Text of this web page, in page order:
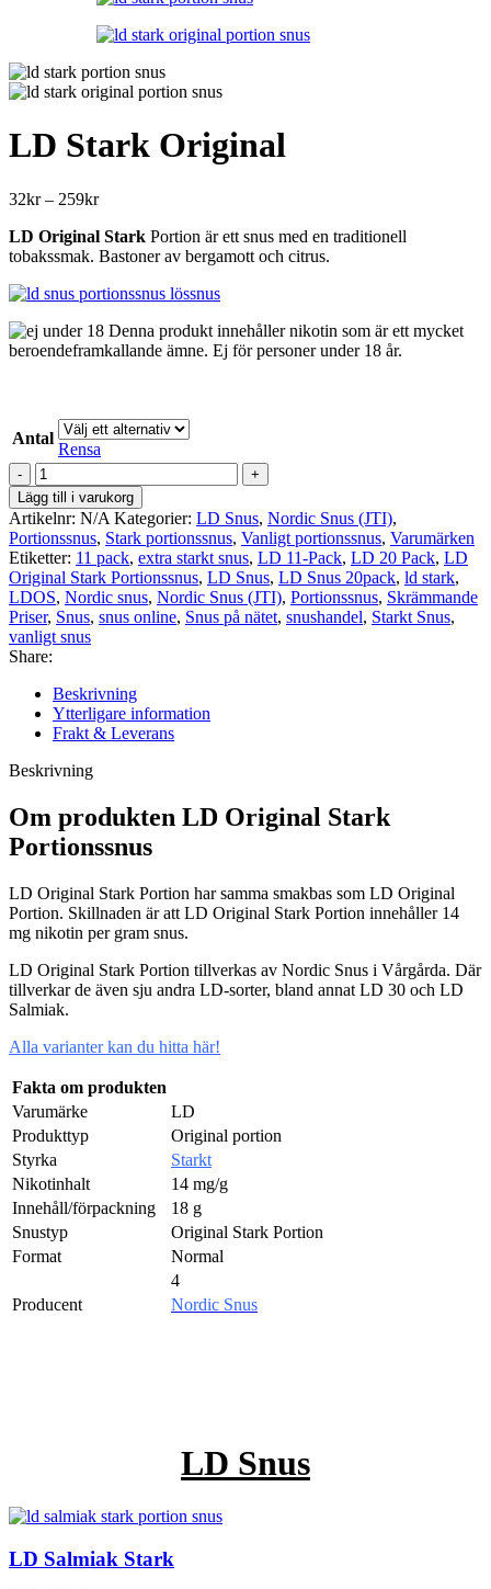
LD Stark Original
32kr – 259krPrisintervall:
till
259kr
LD Original Stark Portion är ett snus med en traditionell
tobakssmak. Bastoner av bergamott och citrus.
Denna produkt innehåller nikotin som är ett mycket
beroendeframkallande ämne. Ej för personer under 18 år.
Antal
Rensa
LD
Stark
Original
mängd
Lägg till i varukorg
Artikelnr: N/A Kategorier: LD Snus, Nordic Snus (JTI),
Portionssnus, Stark portionssnus, Vanligt portionssnus, Varumärken
Etiketter: 11 pack, extra starkt snus, LD 11-Pack, LD 20 Pack, LD
Original Stark Portionssnus, LD Snus, LD Snus 20pack, ld stark,
LDOS, Nordic snus, Nordic Snus (JTI), Portionssnus, Skrämmande
Priser, Snus, snus online, Snus på nätet, snushandel, Starkt Snus,
vanligt snus
Share:
Beskrivning
Ytterligare information
Frakt & Leverans
Beskrivning
Om produkten LD Original Stark
Portionssnus
LD Original Stark Portion har samma smakbas som LD Original
Portion. Skillnaden är att LD Original Stark Portion innehåller 14
mg nikotin per gram snus.
LD Original Stark Portion tillverkas av Nordic Snus i Vårgårda. Där
tillverkar de även sju andra LD-sorter, bland annat LD 30 och LD
Salmiak.
Alla varianter kan du hitta här!
Fakta om produkten
Varumärke
LD
Produkttyp
Original portion
Styrka
Starkt
Nikotinhalt
14 mg/g
Innehåll/förpackning
18 g
Snustyp
Original Stark Portion
Format
Normal
4
Producent
Nordic Snus
LD Snus
LD Salmiak Stark